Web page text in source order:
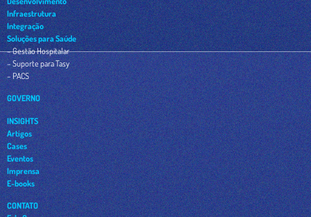
Infraestrutura
Integração
Soluções para Saúde
– Gestão Hospitalar
– Suporte para Tasy
– PACS
GOVERNO
INSIGHTS
Artigos
Cases
Eventos
Imprensa
E-books
CONTATO